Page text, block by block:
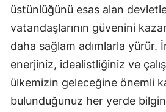
üstünlüğünü esas alan
vatandaşlarının güvenini
daha sağlam adımlarla yürür.
enerjiniz, idealistliğiniz ve
ülkemizin geleceğine önemli
bulunduğunuz her yerde